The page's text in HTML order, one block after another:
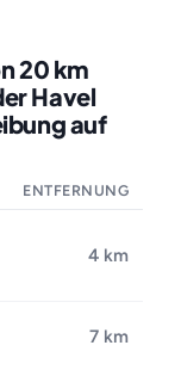
20 km
Havel
auf
ENTFERNUNG
4 km
7 km